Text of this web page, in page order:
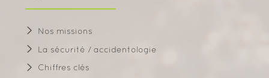
Nos missions
La sécurité / accidentologie
Chiffres clés